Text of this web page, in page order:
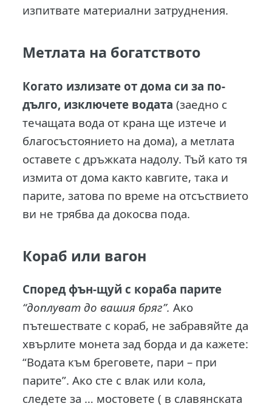
изпитвате материални затруднения.
Метлата на богатството
Когато излизате от дома си за по-
дълго, изключете водата (заедно с
течащата вода от крана ще изтече и
благосъстоянието на дома), а метлата
оставете с дръжката надолу. Тъй като тя
измита от дома както кавгите, така и
парите, затова по време на отсъствието
ви не трябва да докосва пода.
Кораб или вагон
Според фън-щуй с кораба парите
“доплуват до вашия бряг”. Ако
пътешествате с кораб, не забравяйте да
хвърлите монета зад борда и да кажете:
“Водата към бреговете, пари – при
парите”. Ако сте с влак или кола,
следете за … мостовете ( в славянската